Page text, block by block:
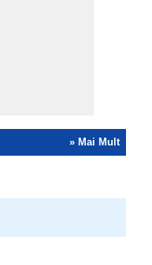
» Mai Mult